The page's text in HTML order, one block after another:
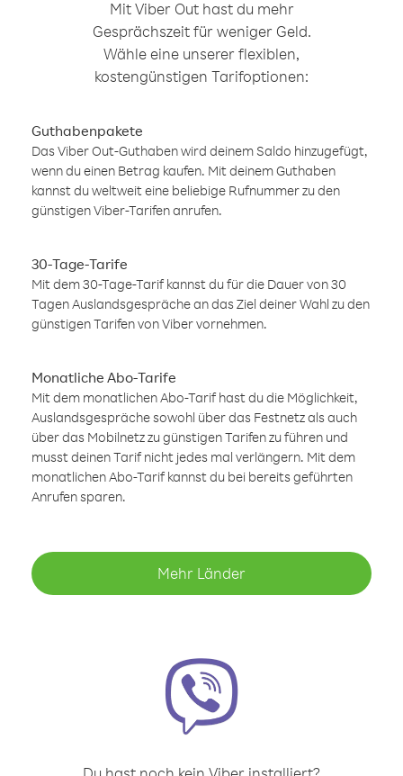
Mit Viber Out hast du mehr
Gesprächszeit für weniger Geld.
Wähle eine unserer flexiblen,
kostengünstigen Tarifoptionen:
Guthabenpakete
Das Viber Out-Guthaben wird deinem Saldo hinzugefügt,
wenn du einen Betrag kaufen. Mit deinem Guthaben
kannst du weltweit eine beliebige Rufnummer zu den
günstigen Viber-Tarifen anrufen.
30-Tage-Tarife
Mit dem 30-Tage-Tarif kannst du für die Dauer von 30
Tagen Auslandsgespräche an das Ziel deiner Wahl zu den
günstigen Tarifen von Viber vornehmen.
Monatliche Abo-Tarife
Mit dem monatlichen Abo-Tarif hast du die Möglichkeit,
Auslandsgespräche sowohl über das Festnetz als auch
über das Mobilnetz zu günstigen Tarifen zu führen und
musst deinen Tarif nicht jedes mal verlängern. Mit dem
monatlichen Abo-Tarif kannst du bei bereits geführten
Anrufen sparen.
Mehr Länder